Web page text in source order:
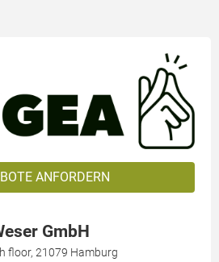
ANFORDERN
GmbH
floor, 21079 Hamburg